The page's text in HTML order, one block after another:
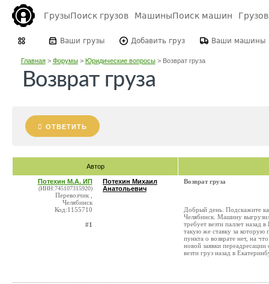
ГрузыПоиск грузов МашиныПоиск машин
Ваши грузы Добавить груз Ваши машины
Главная> Форумы> Юридические вопросы> Возврат груза
Возврат груза
ОТВЕТИТЬ
Автор
Потехин М.А. ИП
(ИНН:745107315920)
Перевозчик ,
Челябинск
Код:1155710
#1
Потехин Михаил
Анатольевич
Возврат груза
Добрый день. Подскажите
Челябинск. Машину
требует везти паллет
такую же ставку за которую
пункта о возврате нет, на
новой заявки
везти груз назад в